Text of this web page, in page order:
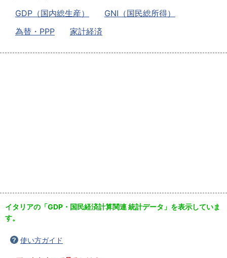
GDP（国内総生産）
GNI（国民総所得）
為替・PPP
家計経済
イタリアの「GDP・国民経済計算関連 統計データ」を表示していま
す。
使い方ガイド